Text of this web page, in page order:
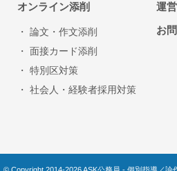
オンライン添削
・ 論文・作文添削
・ 面接カード添削
・ 特別区対策
・ 社会人・経験者採用対策
運
お